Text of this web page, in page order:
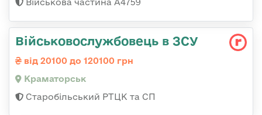
Військовослужбовець в ЗСУ
від 20100 до 120100 грн
Краматорськ
Старобільський РТЦК та СП